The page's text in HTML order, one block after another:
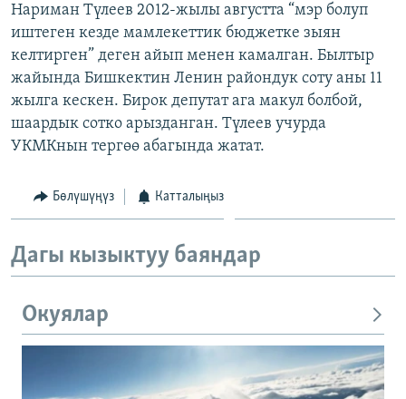
ЭЕ/АРнун бардык сайттары
Нариман Түлеев 2012-жылы августта “мэр болуп
иштеген кезде мамлекеттик бюджетке зыян
келтирген” деген айып менен камалган. Былтыр
жайында Бишкектин Ленин райондук соту аны 11
жылга кескен. Бирок депутат ага макул болбой,
шаардык сотко арызданган. Түлеев учурда
УКМКнын тергөө абагында жатат.
Бөлүшүңүз Катталыңыз
Дагы кызыктуу баяндар
Окуялар